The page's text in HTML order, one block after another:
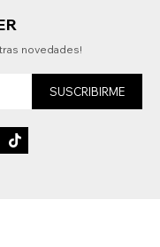
novedades!
SUSCRIBIRME
